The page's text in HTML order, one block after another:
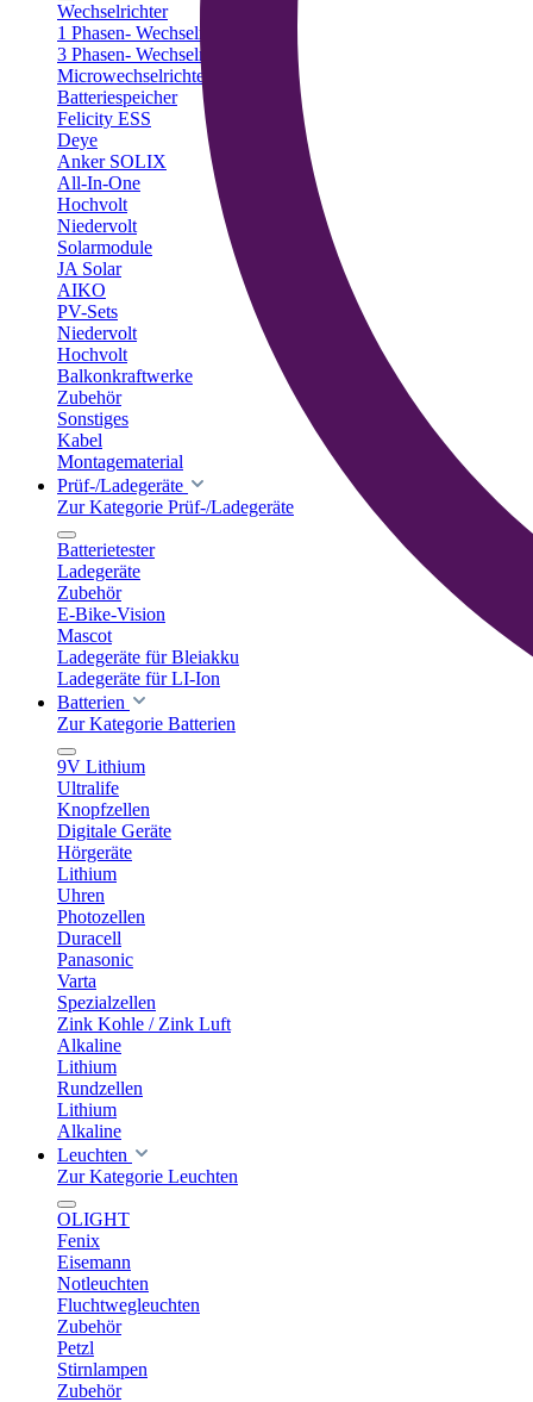
Wechselrichter
1 Phasen- Wechselrichter
3 Phasen- Wechselrichter
Microwechselrichter
Batteriespeicher
Felicity ESS
Deye
Anker SOLIX
All-In-One
Hochvolt
Niedervolt
Solarmodule
JA Solar
AIKO
PV-Sets
Niedervolt
Hochvolt
Balkonkraftwerke
Zubehör
Sonstiges
Kabel
Montagematerial
Prüf-/Ladegeräte
Zur Kategorie Prüf-/Ladegeräte
Batterietester
Ladegeräte
Zubehör
E-Bike-Vision
Mascot
Ladegeräte für Bleiakku
Ladegeräte für LI-Ion
Batterien
Zur Kategorie Batterien
9V Lithium
Ultralife
Knopfzellen
Digitale Geräte
Hörgeräte
Lithium
Uhren
Photozellen
Duracell
Panasonic
Varta
Spezialzellen
Zink Kohle / Zink Luft
Alkaline
Lithium
Rundzellen
Lithium
Alkaline
Leuchten
Zur Kategorie Leuchten
OLIGHT
Fenix
Eisemann
Notleuchten
Fluchtwegleuchten
Zubehör
Petzl
Stirnlampen
Zubehör